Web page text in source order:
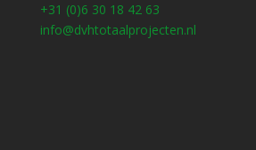
+31 (0)6 30 18 42 63
info@dvhtotaalprojecten.nl